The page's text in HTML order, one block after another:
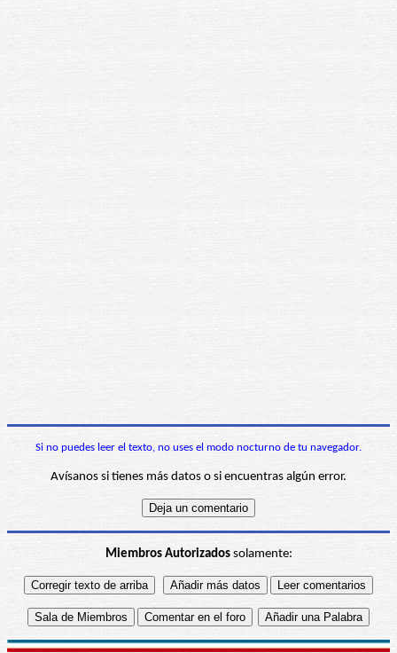
Si no puedes leer el texto, no uses el modo nocturno de tu navegador.
Avísanos si tienes más datos o si encuentras algún error.
Miembros Autorizadossolamente: